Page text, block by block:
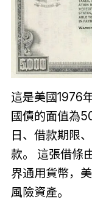
這是美國1976
國債的面值為
日、借款期限
款。 這張借條
界通用貨幣，
風險資產。